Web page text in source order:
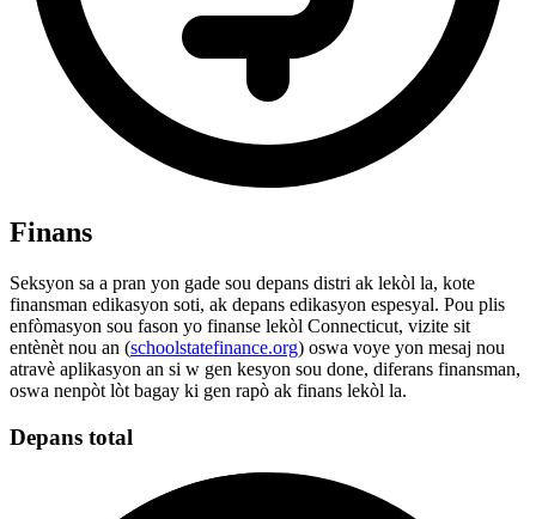
Finans
Seksyon sa a pran yon gade sou depans distri ak lekòl la, kote
finansman edikasyon soti, ak depans edikasyon espesyal. Pou plis
enfòmasyon sou fason yo finanse lekòl Connecticut, vizite sit
entènèt nou an (schoolstatefinance.org) oswa voye yon mesaj nou
atravè aplikasyon an si w gen kesyon sou done, diferans finansman,
oswa nenpòt lòt bagay ki gen rapò ak finans lekòl la.
Depans total